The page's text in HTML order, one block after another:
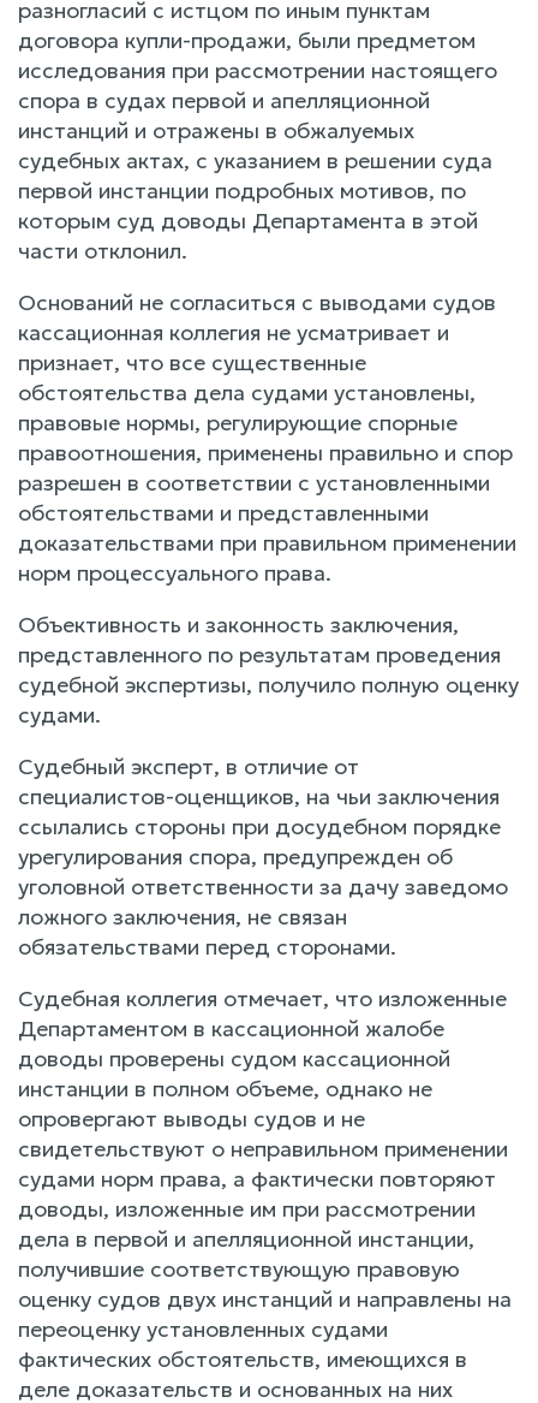
разногласий с истцом по иным пунктам
договора купли-продажи, были предметом
исследования при рассмотрении настоящего
спора в судах первой и апелляционной
инстанций и отражены в обжалуемых
судебных актах, с указанием в решении суда
первой инстанции подробных мотивов, по
которым суд доводы Департамента в этой
части отклонил.
Оснований не согласиться с выводами судов
кассационная коллегия не усматривает и
признает, что все существенные
обстоятельства дела судами установлены,
правовые нормы, регулирующие спорные
правоотношения, применены правильно и спор
разрешен в соответствии с установленными
обстоятельствами и представленными
доказательствами при правильном применении
норм процессуального права.
Объективность и законность заключения,
представленного по результатам проведения
судебной экспертизы, получило полную оценку
судами.
Судебный эксперт, в отличие от
специалистов-оценщиков, на чьи заключения
ссылались стороны при досудебном порядке
урегулирования спора, предупрежден об
уголовной ответственности за дачу заведомо
ложного заключения, не связан
обязательствами перед сторонами.
Судебная коллегия отмечает, что изложенные
Департаментом в кассационной жалобе
доводы проверены судом кассационной
инстанции в полном объеме, однако не
опровергают выводы судов и не
свидетельствуют о неправильном применении
судами норм права, а фактически повторяют
доводы, изложенные им при рассмотрении
дела в первой и апелляционной инстанции,
получившие соответствующую правовую
оценку судов двух инстанций и направлены на
переоценку установленных судами
фактических обстоятельств, имеющихся в
деле доказательств и основанных на них